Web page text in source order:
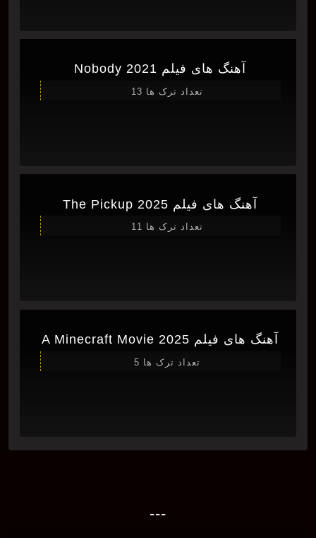
آهنگ های فیلم Nobody 2021
تعداد ترک ها 13
آهنگ های فیلم The Pickup 2025
تعداد ترک ها 11
آهنگ های فیلم A Minecraft Movie 2025
تعداد ترک ها 5
---